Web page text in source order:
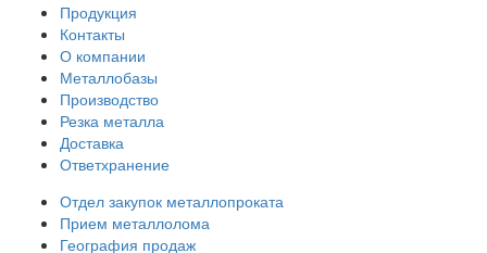
Продукция
Контакты
О компании
Металлобазы
Производство
Резка металла
Доставка
Ответхранение
Отдел закупок металлопроката
Прием металлолома
География продаж